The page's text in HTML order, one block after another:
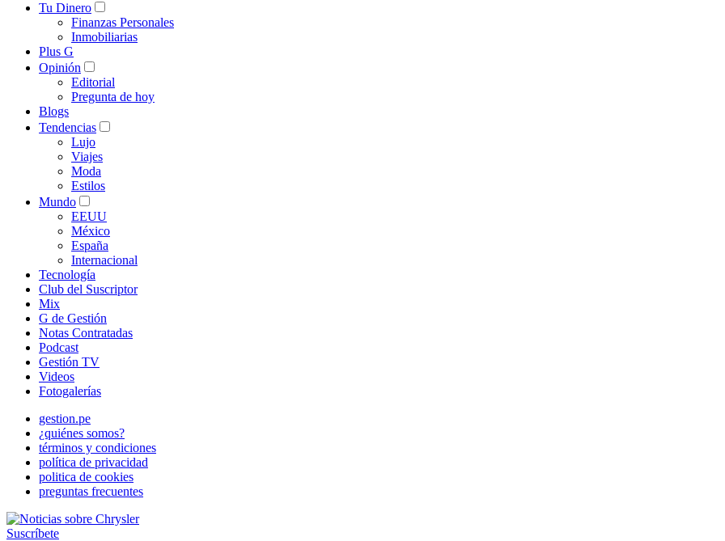
Tu Dinero
Finanzas Personales
Inmobiliarias
Plus G
Opinión
Editorial
Pregunta de hoy
Blogs
Tendencias
Lujo
Viajes
Moda
Estilos
Mundo
EEUU
México
España
Internacional
Tecnología
Club del Suscriptor
Mix
G de Gestión
Notas Contratadas
Podcast
Gestión TV
Videos
Fotogalerías
gestion.pe
¿quiénes somos?
términos y condiciones
política de privacidad
politica de cookies
preguntas frecuentes
Suscríbete